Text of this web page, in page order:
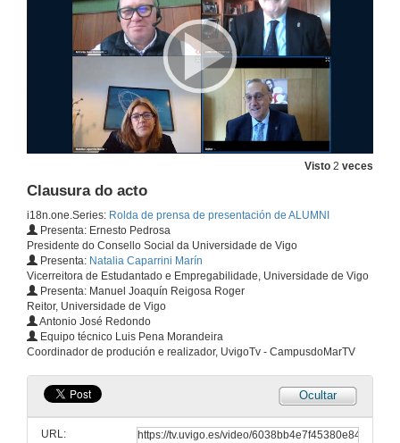
Visto 2 veces
Clausura do acto
i18n.one.Series: Rolda de prensa de presentación de ALUMNI
Presenta: Ernesto Pedrosa
Presidente do Consello Social da Universidade de Vigo
Presenta: Natalia Caparrini Marín
Vicerreitora de Estudantado e Empregabilidade, Universidade de Vigo
Presenta: Manuel Joaquín Reigosa Roger
Reitor, Universidade de Vigo
Antonio José Redondo
Equipo técnico Luis Pena Morandeira
Coordinador de produción e realizador, UvigoTv - CampusdoMarTV
Ocultar
URL: